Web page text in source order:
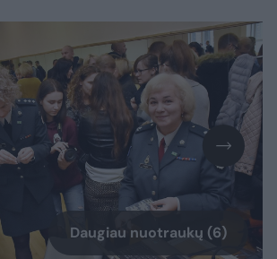
Daugiau nuotraukų (6)